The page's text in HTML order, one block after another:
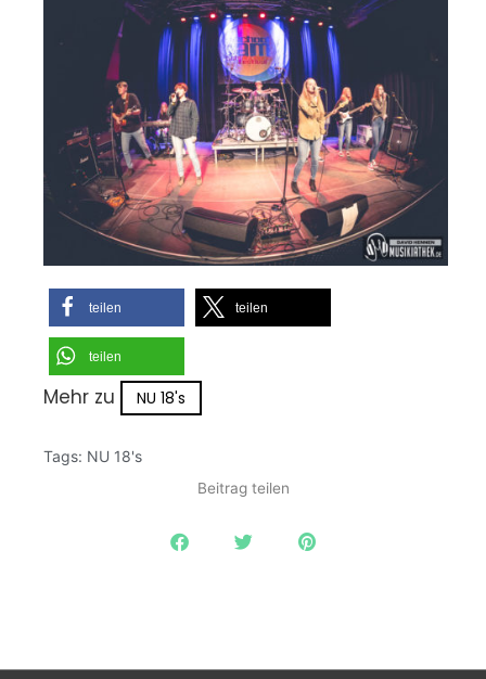
teilen teilen
teilen
Mehr zu NU 18's
Tags: NU 18's
Beitrag teilen